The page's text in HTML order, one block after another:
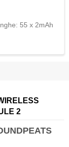
55 x 2mAh
2